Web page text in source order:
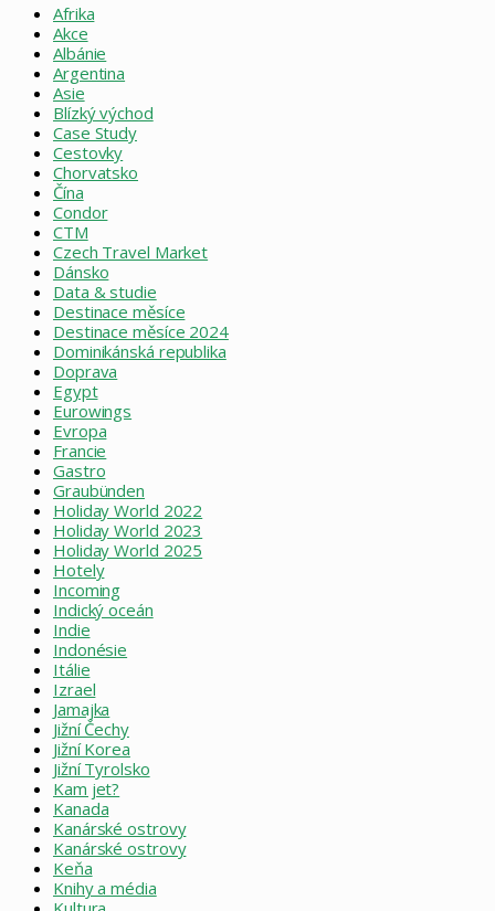
Afrika
Akce
Albánie
Argentina
Asie
Blízký východ
Case Study
Cestovky
Chorvatsko
Čína
Condor
CTM
Czech Travel Market
Dánsko
Data & studie
Destinace měsíce
Destinace měsíce 2024
Dominikánská republika
Doprava
Egypt
Eurowings
Evropa
Francie
Gastro
Graubünden
Holiday World 2022
Holiday World 2023
Holiday World 2025
Hotely
Incoming
Indický oceán
Indie
Indonésie
Itálie
Izrael
Jamajka
Jižní Čechy
Jižní Korea
Jižní Tyrolsko
Kam jet?
Kanada
Kanárské ostrovy
Kanárské ostrovy
Keňa
Knihy a média